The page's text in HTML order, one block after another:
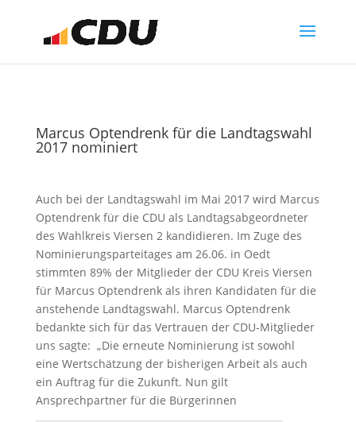
Marcus Optendrenk für die Landtagswahl
2017 nominiert
Auch bei der Landtagswahl im Mai 2017 wird Marcus
Optendrenk für die CDU als Landtagsabgeordneter
des Wahlkreis Viersen 2 kandidieren. Im Zuge des
Nominierungsparteitages am 26.06. in Oedt
stimmten 89% der Mitglieder der CDU Kreis Viersen
für Marcus Optendrenk als ihren Kandidaten für die
anstehende Landtagswahl. Marcus Optendrenk
bedankte sich für das Vertrauen der CDU-Mitglieder
uns sagte: „Die erneute Nominierung ist sowohl
eine Wertschätzung der bisherigen Arbeit als auch
ein Auftrag für die Zukunft. Nun gilt
Ansprechpartner für die Bürgerinnen